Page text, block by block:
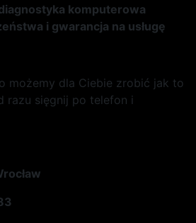
komputerowa
i gwarancja na usługę
możemy dla Ciebie zrobić jak to
razu sięgnij po telefon i